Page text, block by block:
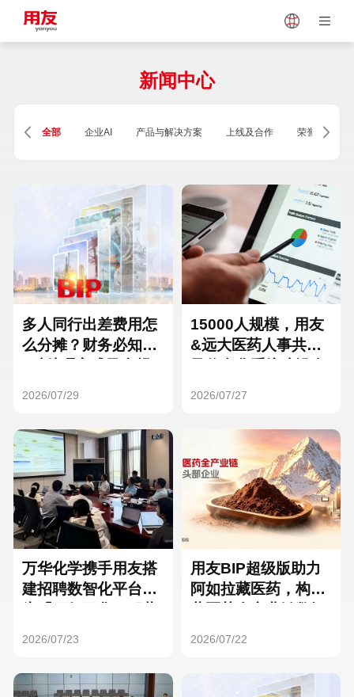
Vietnam
Singapore Malaysia
Thailand
Turkey
Hungary Mexico
Hong Kong Macau
新闻中心
全部 企业AI 产品与解决方案 上线及合作 荣誉及资质
多人同行出差费用怎
么分摊？财务必知的
2026/07/29
15000人规模，用友
&远大医药人事共享
2026/07/27
万华化学携手用友搭
建招聘数智化平台，
2026/07/23
用友BIP超级版助力
阿如拉藏医药，构建
2026/07/22